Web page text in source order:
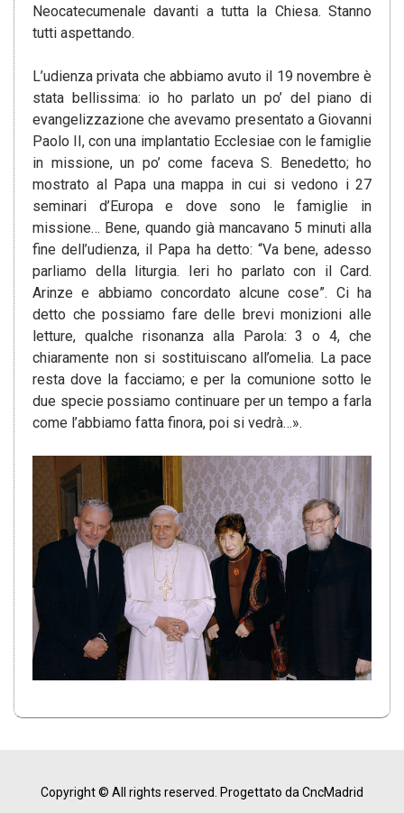
Neocatecumenale davanti a tutta la Chiesa. Stanno
tutti aspettando.
L’udienza privata che abbiamo avuto il 19 novembre è
stata bellissima: io ho parlato un po’ del piano di
evangelizzazione che avevamo presentato a Giovanni
Paolo II, con una implantatio Ecclesiae con le famiglie
in missione, un po’ come faceva S. Benedetto; ho
mostrato al Papa una mappa in cui si vedono i 27
seminari d’Europa e dove sono le famiglie in
missione… Bene, quando già mancavano 5 minuti alla
fine dell’udienza, il Papa ha detto: “Va bene, adesso
parliamo della liturgia. Ieri ho parlato con il Card.
Arinze e abbiamo concordato alcune cose”. Ci ha
detto che possiamo fare delle brevi monizioni alle
letture, qualche risonanza alla Parola: 3 o 4, che
chiaramente non si sostituiscano all’omelia. La pace
resta dove la facciamo; e per la comunione sotto le
due specie possiamo continuare per un tempo a farla
come l’abbiamo fatta finora, poi si vedrà…».
Copyright © All rights reserved. Progettato da CncMadrid